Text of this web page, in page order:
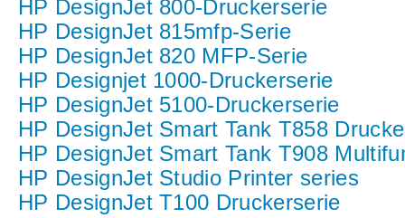
HP DesignJet 800-Druckerserie
HP DesignJet 815mfp-Serie
HP DesignJet 820 MFP-Serie
HP Designjet 1000-Druckerserie
HP DesignJet 5100-Druckerserie
HP DesignJet Smart Tank T858
HP DesignJet Smart Tank T908
HP DesignJet Studio Printer series
HP DesignJet T100 Druckerserie